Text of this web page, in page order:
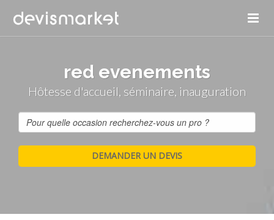
red evenements
Hôtesse d'accueil, séminaire, inauguration